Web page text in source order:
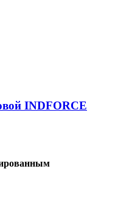
INDFORCE